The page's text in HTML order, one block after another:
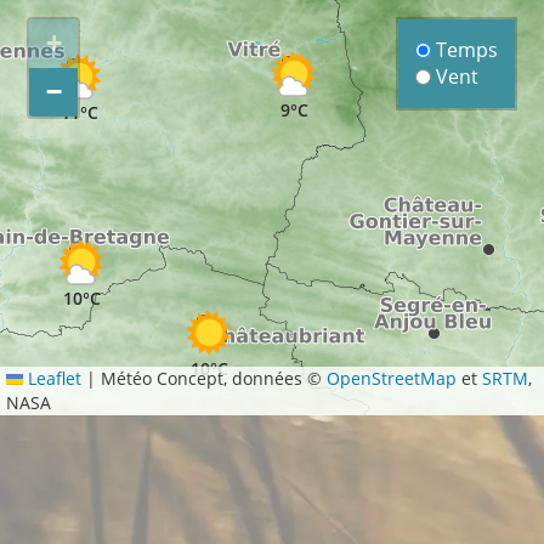
10°C
11°C 9°C
10°C
+
−
Temps
Vent
Leaflet | Météo Concept, données ©OpenStreetMap etSRTM,
NASA